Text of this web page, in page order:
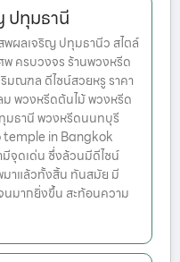
ปทุมธานี
ผลเจริญ ปทุมธานีว สไตล์
ครบวงจร ร้านพวงหรีด
มณฑล ดีไซน์สวยหรู ราคา
พวงหรีดต้นไม้ พวงหรีด
มธานี พวงหรีดนนทบุรี
in Bangkok
มีจุดเด่น ซึ่งล้วนมีดีไซน์
าแล้วทั้งสิ้น ทันสมัย มี
นมากยิ่งขึ้น สะท้อนความ